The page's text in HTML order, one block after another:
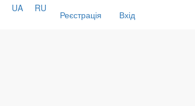
Реєстрація Вхід
UA RU